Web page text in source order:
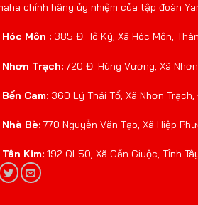
chính hãng ủy nhiệm của tập đoàn
Môn : 385 Đ. Tô Ký, Xã Hóc Môn,
Nhơn Trạch: 720 Đ. Hùng Vương, Xã
Cam: 360 Lý Thái Tổ, Xã Nhơn
Bè: 770 Nguyễn Văn Tạo, Xã Hiệp
Kim: 192 QL50, Xã Cần Giuộc, Tỉnh